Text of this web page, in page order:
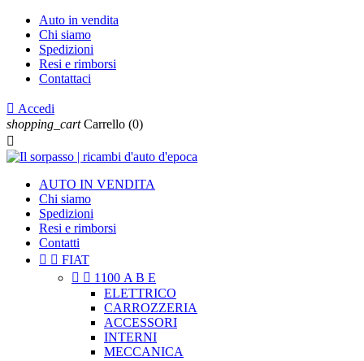
Auto in vendita
Chi siamo
Spedizioni
Resi e rimborsi
Contattaci
 Accedi
shopping_cart Carrello (0)

AUTO IN VENDITA
Chi siamo
Spedizioni
Resi e rimborsi
Contatti
  FIAT
  1100 A B E
ELETTRICO
CARROZZERIA
ACCESSORI
INTERNI
MECCANICA